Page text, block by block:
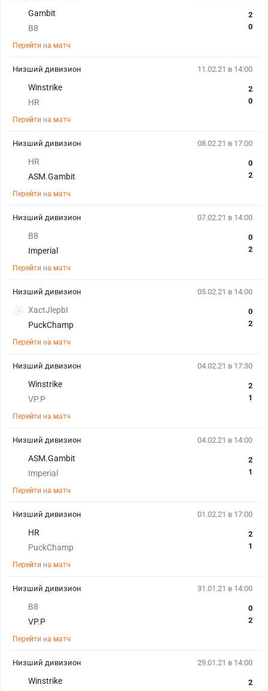
Gambit
B8
2
0
Перейти на матч
11.02.21 в 14:00
Winstrike
HR
2
0
Перейти на матч
Низший дивизион
08.02.21 в 17:00
HR
ASM.Gambit
0
2
Перейти на матч
Низший дивизион
07.02.21 в 14:00
B8
Imperial
0
2
Перейти на матч
Низший дивизион
05.02.21 в 14:00
XactJlepbI
PuckChamp
0
2
Перейти на матч
Низший дивизион
04.02.21 в 17:30
Winstrike
VP.P
2
1
Перейти на матч
Низший дивизион
04.02.21 в 14:00
ASM.Gambit
Imperial
2
1
Перейти на матч
Низший дивизион
01.02.21 в 17:00
HR
PuckChamp
2
1
Перейти на матч
Низший дивизион
31.01.21 в 14:00
B8
VP.P
0
2
Перейти на матч
Низший дивизион
29.01.21 в 14:00
Winstrike
2
Низший дивизион